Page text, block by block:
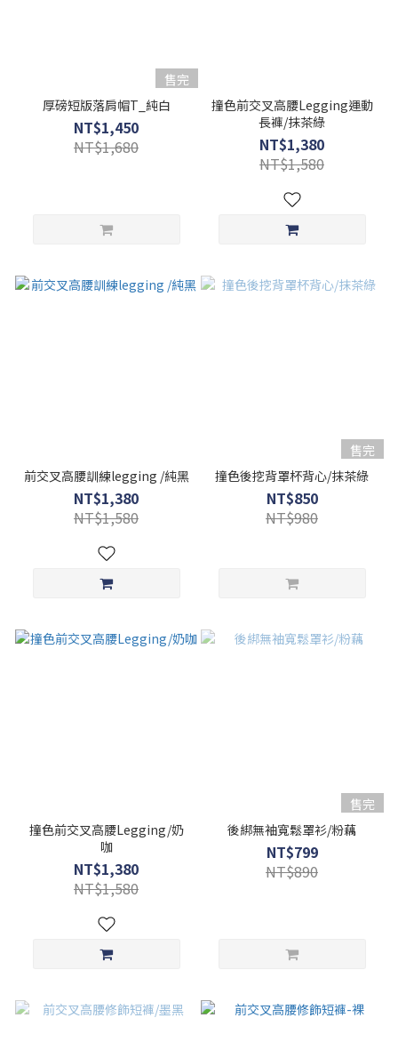
售完
厚磅短版落肩帽T_純白
NT$1,450
NT$1,680
撞色前交叉高腰Legging運動
長褲/抹茶綠
NT$1,380
NT$1,580
前交叉高腰訓練legging /純黑
NT$1,380
NT$1,580
售完
撞色後挖背罩杯背心/抹茶綠
NT$850
NT$980
撞色前交叉高腰Legging/奶
咖
NT$1,380
NT$1,580
售完
後綁無袖寬鬆罩衫/粉藕
NT$799
NT$890